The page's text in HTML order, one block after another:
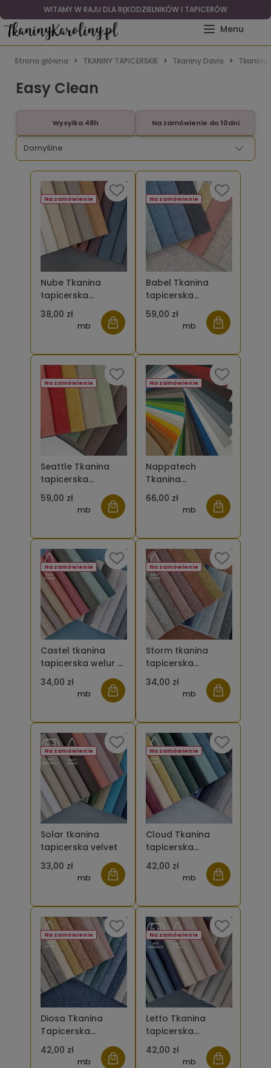
WITAMY W RAJU DLA RĘKODZIELNIKÓW I TAPICERÓW
Strona główna TKANINY TAPICERSKIE Tkaniny Davis Tkaniny
Easy Clean
Wysyłka 48h Na zamówienie do 10dni
Nube Tkanina
tapicerska
skóropodobna
38,00 zł
Na zamówienie
mb
Babel Tkanina
tapicerska
pleciona
59,00 zł
Na zamówienie
mb
Seattle Tkanina
tapicerska
pleciona
59,00 zł
Na zamówienie
mb
Nappatech
Tkanina
tapicerska
ekoskóra
66,00 zł
Na zamówienie
mb
Castel tkanina
tapicerska welur /
velvet
34,00 zł
Na zamówienie
mb
Storm tkanina
tapicerska
szenilowa
34,00 zł
Na zamówienie
mb
Solar tkanina
tapicerska velvet
33,00 zł
Na zamówienie
mb
Cloud Tkanina
tapicerska
welurowa velvet
42,00 zł
Na zamówienie
mb
Diosa Tkanina
Tapicerska
Szenilowa
42,00 zł
Na zamówienie
mb
Letto Tkanina
tapicerska
welurowa velvet
42,00 zł
Na zamówienie
mb